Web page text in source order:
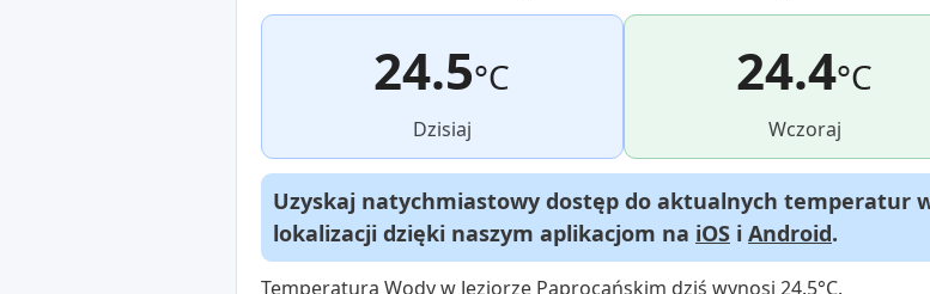
24.5°C
Dzisiaj
24.4°C
Wczoraj
Uzyskaj natychmiastowy dostęp do aktualnych temperatur
lokalizacji dzięki naszym aplikacjom na iOS i Android.
Temperatura Wody w Jeziorze Paprocańskim dziś wynosi 24.5°C.